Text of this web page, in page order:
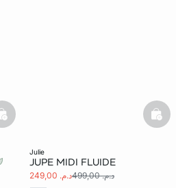
basketfull
julie
JUPE MIDI FLUIDE
د.م. 249,00 د.م. 499,00